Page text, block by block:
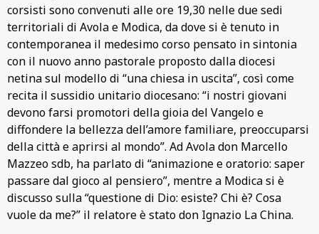
corsisti sono convenuti alle ore 19,30 nelle due sedi
territoriali di Avola e Modica, da dove si è tenuto in
contemporanea il medesimo corso pensato in sintonia
con il nuovo anno pastorale proposto dalla diocesi
netina sul modello di “una chiesa in uscita”, così come
recita il sussidio unitario diocesano: “i nostri giovani
devono farsi promotori della gioia del Vangelo e
diffondere la bellezza dell’amore familiare, preoccuparsi
della città e aprirsi al mondo”. Ad Avola don Marcello
Mazzeo sdb, ha parlato di “animazione e oratorio: saper
passare dal gioco al pensiero”, mentre a Modica si è
discusso sulla “questione di Dio: esiste? Chi è? Cosa
vuole da me?” il relatore è stato don Ignazio La China.